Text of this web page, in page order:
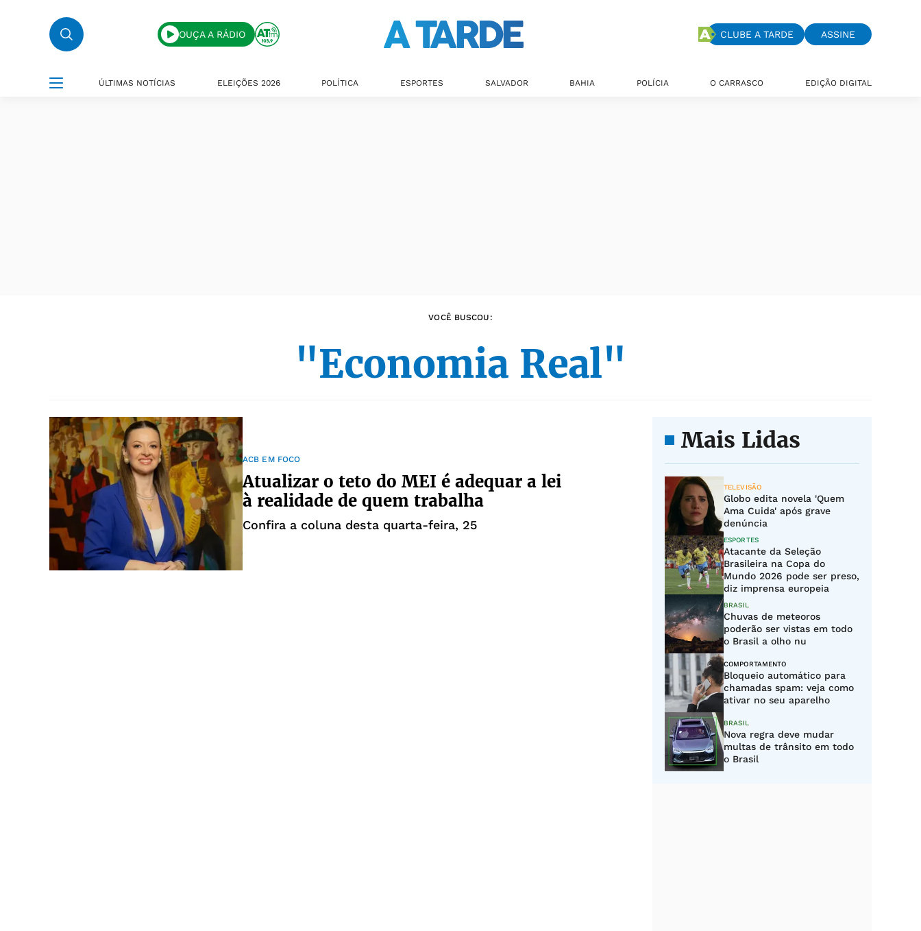
OUÇA A RÁDIO CLUBE A TARDE ASSINE
ÚLTIMAS NOTÍCIAS ELEIÇÕES 2026 POLÍTICA ESPORTES SALVADOR BAHIA POLÍCIA O CARRASCO EDIÇÃO DIGITAL
VOCÊ BUSCOU:
"Economia Real"
ACB EM FOCO
Atualizar o teto do MEI é adequar a lei
à realidade de quem trabalha
Confira a coluna desta quarta-feira, 25
Mais Lidas
TELEVISÃO
Globo edita novela 'Quem
Ama Cuida' após grave
denúncia
ESPORTES
Atacante da Seleção
Brasileira na Copa do
Mundo 2026 pode ser preso,
diz imprensa europeia
BRASIL
Chuvas de meteoros
poderão ser vistas em todo
o Brasil a olho nu
COMPORTAMENTO
Bloqueio automático para
chamadas spam: veja como
ativar no seu aparelho
BRASIL
Nova regra deve mudar
multas de trânsito em todo
o Brasil